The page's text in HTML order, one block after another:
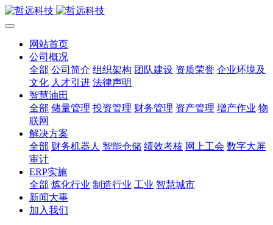
网站首页
公司概况
全部 公司简介 组织架构 团队建设 资质荣誉 企业环境及
文化 人才引进 法律声明
智慧油田
全部 储量管理 投资管理 财务管理 资产管理 增产作业 物
联网
解决方案
全部 财务机器人 智能仓储 绩效考核 网上工会 数字大屏
审计
ERP实施
全部 炼化行业 制造行业 工业 智慧城市
新闻大事
加入我们